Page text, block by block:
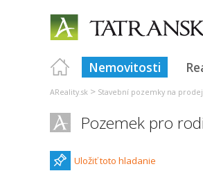
Nemovitosti
AReality.sk > Stavební pozemky na prodej
Pozemek pro
Uložiť toto hladanie